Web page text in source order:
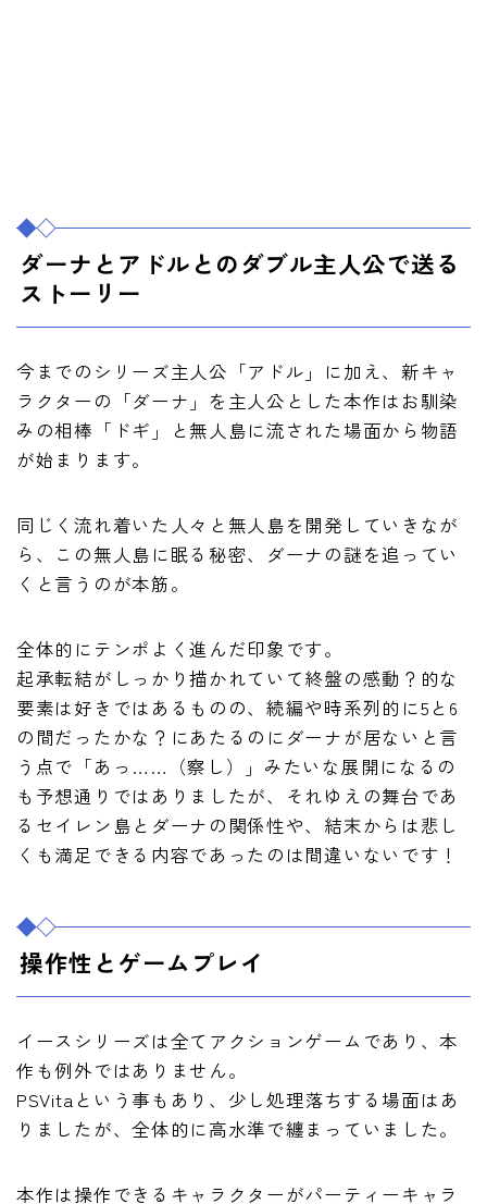
ダーナとアドルとのダブル主人公で送る
ストーリー
今までのシリーズ主人公「アドル」に加え、新キャ
ラクターの「ダーナ」を主人公とした本作はお馴染
みの相棒「ドギ」と無人島に流された場面から物語
が始まります。
同じく流れ着いた人々と無人島を開発していきなが
ら、この無人島に眠る秘密、ダーナの謎を追ってい
くと言うのが本筋。
全体的にテンポよく進んだ印象です。
起承転結がしっかり描かれていて終盤の感動？的な
要素は好きではあるものの、続編や時系列的に5と6
の間だったかな？にあたるのにダーナが居ないと言
う点で「あっ……（察し）」みたいな展開になるの
も予想通りではありましたが、それゆえの舞台であ
るセイレン島とダーナの関係性や、結末からは悲し
くも満足できる内容であったのは間違いないです！
操作性とゲームプレイ
イースシリーズは全てアクションゲームであり、本
作も例外ではありません。
PSVitaという事もあり、少し処理落ちする場面はあ
りましたが、全体的に高水準で纏まっていました。
本作は操作できるキャラクターがパーティーキャラ